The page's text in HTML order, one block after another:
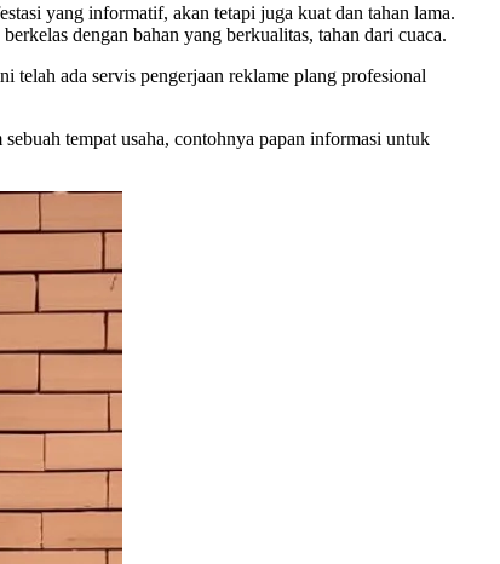
yang informatif, akan tetapi juga kuat dan tahan lama.
dengan bahan yang berkualitas, tahan dari cuaca.
telah ada servis pengerjaan reklame plang profesional
tempat usaha, contohnya papan informasi untuk